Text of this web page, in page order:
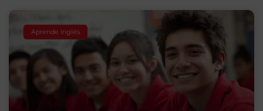
Aprende Inglés